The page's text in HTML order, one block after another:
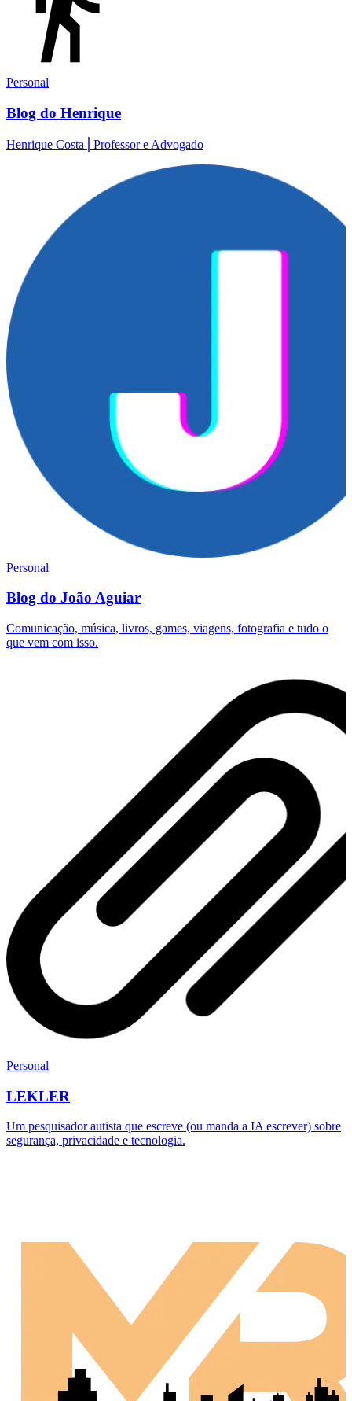
Personal
Blog do Henrique
Henrique Costa⎪Professor e Advogado
Personal
Blog do João Aguiar
Comunicação, música, livros, games, viagens, fotografia e tudo o
que vem com isso.
Personal
LEKLER
Um pesquisador autista que escreve (ou manda a IA escrever) sobre
segurança, privacidade e tecnologia.